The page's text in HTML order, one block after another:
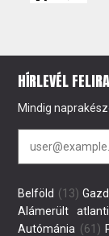
HÍRLEVÉL
Mindig
Belföld (13)
Alámerült
Autómánia (61)